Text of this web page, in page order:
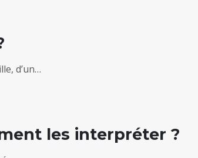
d’un…
les interpréter ?